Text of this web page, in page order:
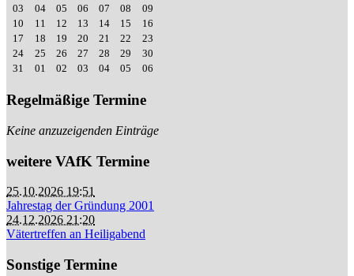
03
04 05 06 07 08
09
10
11 12 13 14 15
16
17
18 19 20 21 22
23
24
25 26 27 28 29
30
31
01 02 03 04 05 06
Regelmäßige Termine
Keine anzuzeigenden Einträge
weitere VAfK Termine
25.10.2026 19:51
Jahrestag der Gründung 2001
24.12.2026 21:20
Vätertreffen an Heiligabend
Sonstige Termine